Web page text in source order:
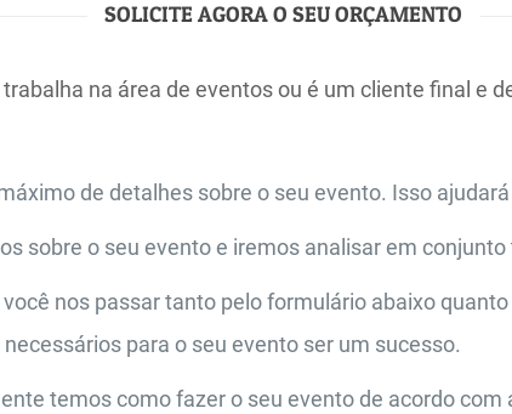
SOLICITE AGORA O SEU ORÇAMENTO
na área de eventos ou é um cliente final e
de detalhes sobre o seu evento. Isso
sobre o seu evento e iremos analisar em
nos passar tanto pelo formulário abaixo
para o seu evento ser um sucesso.
temos como fazer o seu evento de acordo com